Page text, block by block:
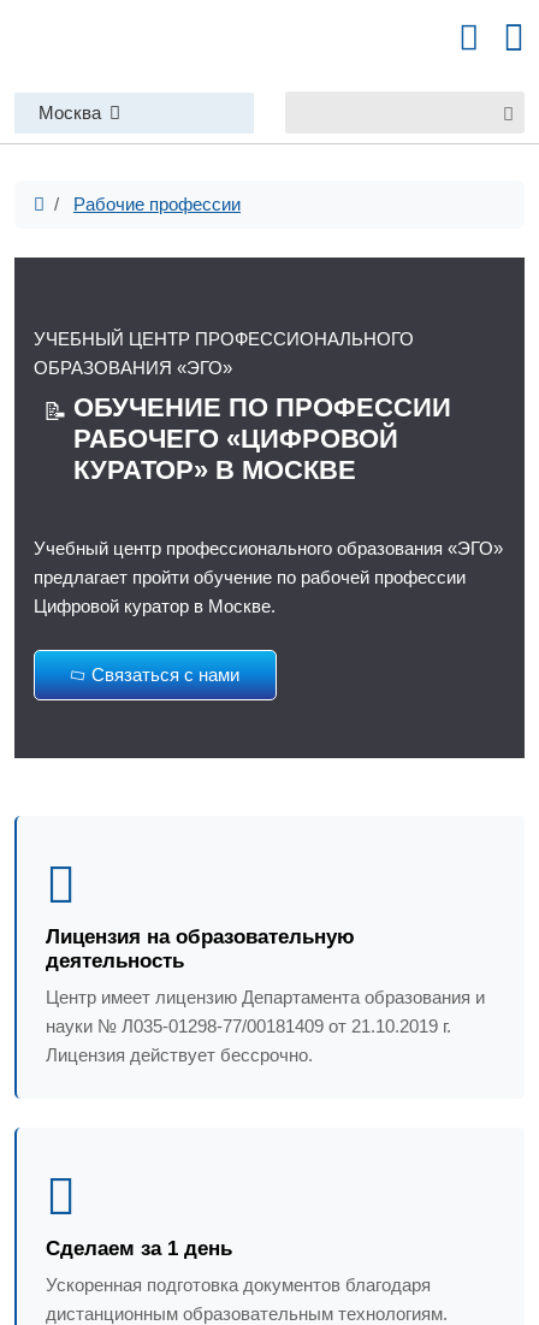
Москва
Рабочие профессии
УЧЕБНЫЙ ЦЕНТР ПРОФЕССИОНАЛЬНОГО
ОБРАЗОВАНИЯ «ЭГО»
📝 ОБУЧЕНИЕ ПО ПРОФЕССИИ
РАБОЧЕГО «ЦИФРОВОЙ
КУРАТОР» В МОСКВЕ
Учебный центр профессионального образования «ЭГО»
предлагает пройти обучение по рабочей профессии
Цифровой куратор в Москве.
Связаться с нами
Лицензия на образовательную
деятельность
Центр имеет лицензию Департамента образования и
науки № Л035-01298-77/00181409 от 21.10.2019 г.
Лицензия действует бессрочно.
Сделаем за 1 день
Ускоренная подготовка документов благодаря
дистанционным образовательным технологиям.